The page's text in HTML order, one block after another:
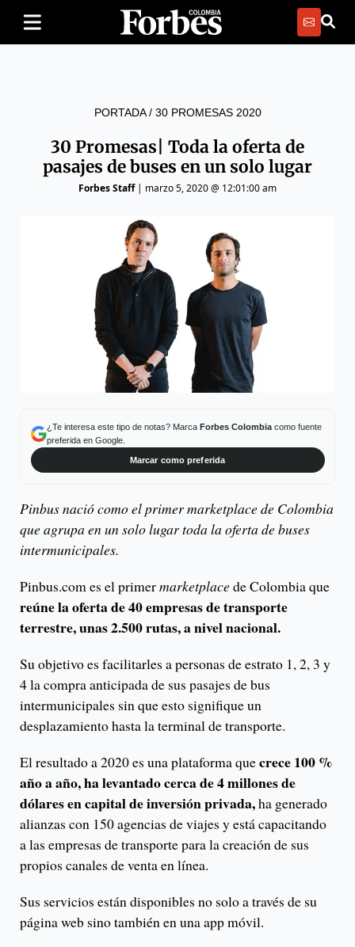
PORTADA/ 30 PROMESAS 2020
30 Promesas| Toda la oferta de
pasajes de buses en un solo lugar
Forbes Staff| marzo 5, 2020 @ 12:01:00 am
¿Te interesa este tipo de notas? Marca Forbes Colombiacomo fuente
preferida en Google.
Marcar como preferida
Pinbus nació como el primer marketplace de Colombia
que agrupa en un solo lugar toda la oferta de buses
intermunicipales.
Pinbus.com es el primermarketplacede Colombia que
reúne la oferta de 40 empresas de transporte
terrestre, unas 2.500 rutas, a nivel nacional.
Su objetivo es facilitarles a personas de estrato 1, 2, 3 y
4 la compra anticipada de sus pasajes de bus
intermunicipales sin que esto signifique un
desplazamiento hasta la terminal de transporte.
El resultado a 2020 es una plataforma quecrece 100 %
año a año, ha levantado cerca de 4 millones de
dólares en capital de inversión privada,ha generado
alianzas con 150 agencias de viajes y está capacitando
a las empresas de transporte para la creación de sus
propios canales de venta en línea.
Sus servicios están disponibles no solo a través de su
página web sino también en una app móvil.